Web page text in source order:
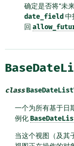
确定是否将“未
date_field 中
回
class
一个为所有基于日
例化
当这个视图（及其